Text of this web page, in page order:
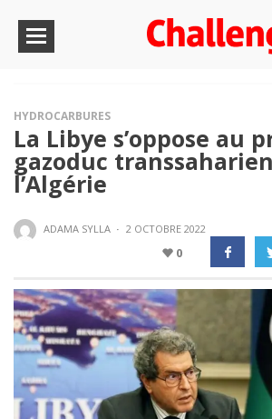
HYDROCARBURES
La Libye s’oppose au
gazoduc
l’Algérie
ADAMA SYLLA · 2 OCTOBRE 2022
0